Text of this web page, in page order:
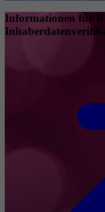
Informationen für